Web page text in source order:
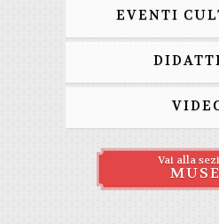
EVENTI
Vai alla